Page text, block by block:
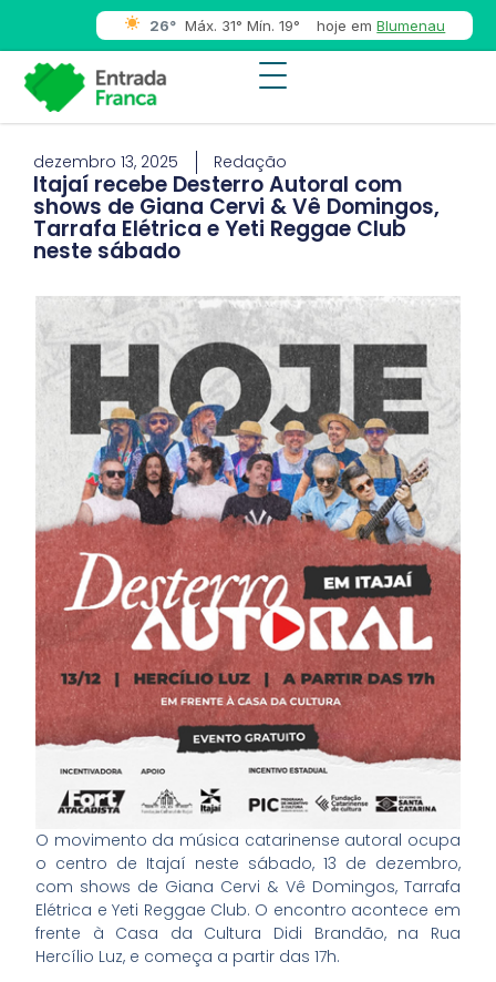
26° Máx. 31° Mín. 19° hoje em Blumenau
dezembro 13, 2025 Redação
Itajaí recebe Desterro Autoral com
shows de Giana Cervi & Vê Domingos,
Tarrafa Elétrica e Yeti Reggae Club
neste sábado
O movimento da música catarinense autoral ocupa
o centro de Itajaí neste sábado, 13 de dezembro,
com shows de Giana Cervi & Vê Domingos, Tarrafa
Elétrica e Yeti Reggae Club. O encontro acontece em
frente à Casa da Cultura Didi Brandão, na Rua
Hercílio Luz, e começa a partir das 17h.